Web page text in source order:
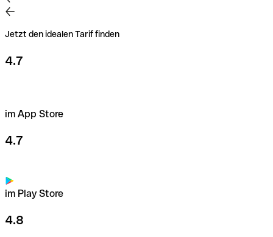
Jetzt den idealen Tarif finden
4.7
im App Store
4.7
im Play Store
4.8